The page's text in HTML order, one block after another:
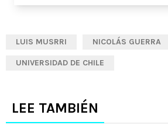
LUIS MUSRRI NICOLÁS GUERRA
UNIVERSIDAD DE CHILE
LEE TAMBIÉN